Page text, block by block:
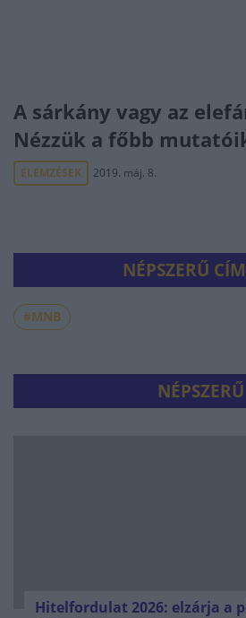
A sárkány vagy az
Nézzük a főbb
ELEMZÉSEK 2019. máj. 8.
NÉPSZERŰ
#MNB
NÉPSZERŰ
Hitelfordulat 2026: elzárja a